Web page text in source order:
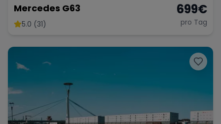
Mercedes G63
5.0 (31)
699€
pro Tag